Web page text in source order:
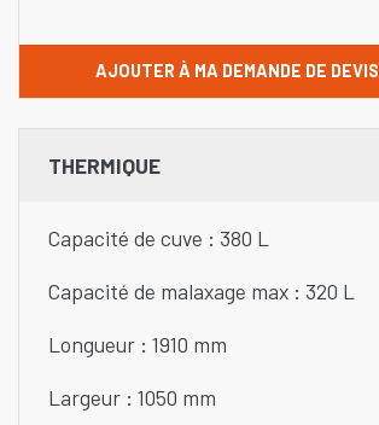
AJOUTER À MA DEMANDE DE DEVIS
THERMIQUE
Capacité de cuve : 380 L
Capacité de malaxage max : 320 L
Longueur : 1910 mm
Largeur : 1050 mm